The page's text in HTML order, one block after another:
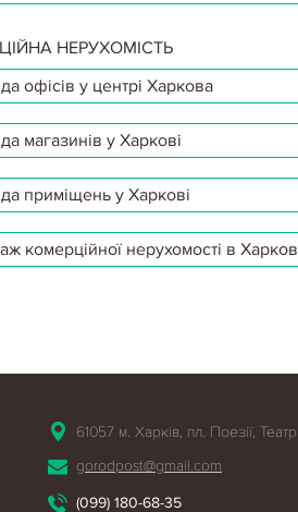
НЕРУХОМІСТЬ
офісів у центрі Харкова
магазинів у Харкові
приміщень у Харкові
комерційної нерухомості в
61057 м. Харків, пл. Поезії,
gorodpost@gmail.com
(099) 180-68-35